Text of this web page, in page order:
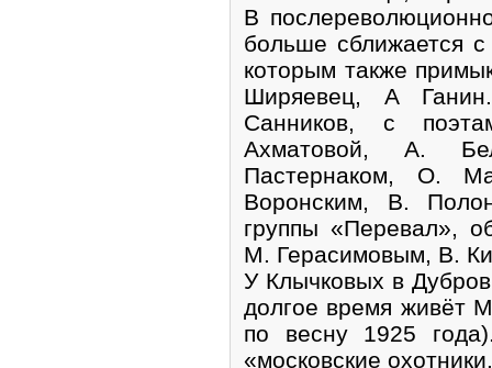
В
больше сближается с
которым также
Ширяевец, А
Санников, с
Ахматовой, A.
Пастернаком, О.
Воронским, B.
группы «Перевал»,
М. Герасимовым, В.
У Клычковых в
долгое время живёт
по весну 1925
«московские